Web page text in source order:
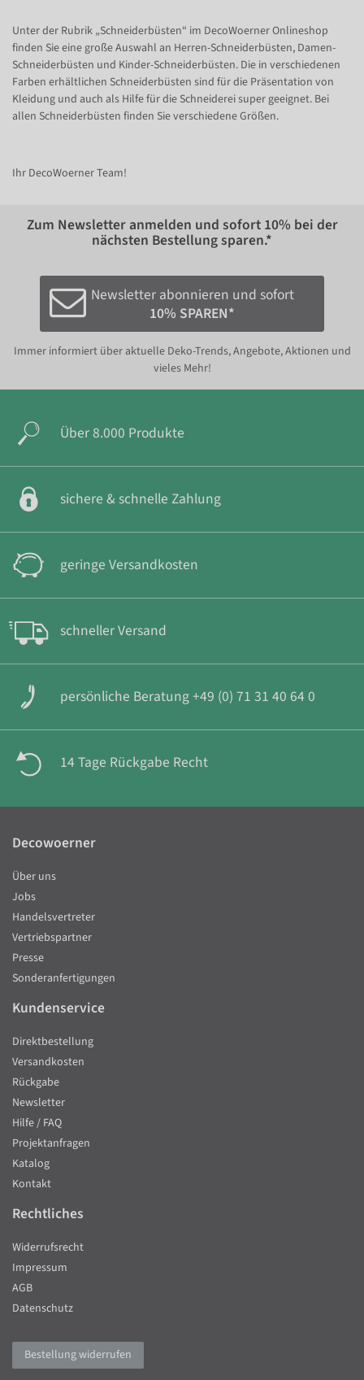
Unter der Rubrik „Schneiderbüsten“ im DecoWoerner Onlineshop
finden Sie eine große Auswahl an Herren-Schneiderbüsten, Damen-
Schneiderbüsten und Kinder-Schneiderbüsten. Die in verschiedenen
Farben erhältlichen Schneiderbüsten sind für die Präsentation von
Kleidung und auch als Hilfe für die Schneiderei super geeignet. Bei
allen Schneiderbüsten finden Sie verschiedene Größen.
Ihr DecoWoerner Team!
Zum Newsletter anmelden und sofort 10% bei der
nächsten Bestellung sparen.*
Newsletter abonnieren und sofort
10% SPAREN*
Immer informiert über aktuelle Deko-Trends, Angebote, Aktionen und
vieles Mehr!
Über 8.000 Produkte
sichere & schnelle Zahlung
geringe Versandkosten
schneller Versand
persönliche Beratung +49 (0) 71 31 40 64 0
14 Tage Rückgabe Recht
Decowoerner
Über uns
Jobs
Handelsvertreter
Vertriebspartner
Presse
Sonderanfertigungen
Kundenservice
Direktbestellung
Versandkosten
Rückgabe
Newsletter
Hilfe / FAQ
Projektanfragen
Katalog
Kontakt
Rechtliches
Widerrufsrecht
Impressum
AGB
Datenschutz
Bestellung widerrufen